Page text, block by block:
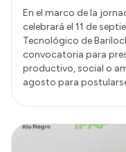
En el marco de la
celebrará el 11 de
Tecnológico de
convocatoria para
productivo, social o
agosto para